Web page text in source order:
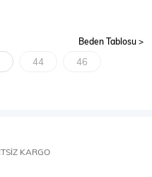
Beden Tablosu
44 46
KARGO